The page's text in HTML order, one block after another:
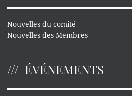
Nouvelles du comité
Nouvelles des Membres
ÉVÉNEMENTS